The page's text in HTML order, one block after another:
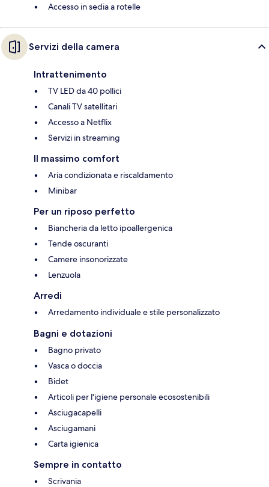
Accesso in sedia a rotelle
Servizi della camera
Intrattenimento
TV LED da 40 pollici
Canali TV satellitari
Accesso a Netflix
Servizi in streaming
Il massimo comfort
Aria condizionata e riscaldamento
Minibar
Per un riposo perfetto
Biancheria da letto ipoallergenica
Tende oscuranti
Camere insonorizzate
Lenzuola
Arredi
Arredamento individuale e stile personalizzato
Bagni e dotazioni
Bagno privato
Vasca o doccia
Bidet
Articoli per l'igiene personale ecosostenibili
Asciugacapelli
Asciugamani
Carta igienica
Sempre in contatto
Scrivania